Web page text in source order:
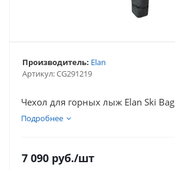
Артикул:CG291219
Производитель: Elan
Чехол для горных лыж Elan Ski Bag
Подробнее
7 090 руб./шт